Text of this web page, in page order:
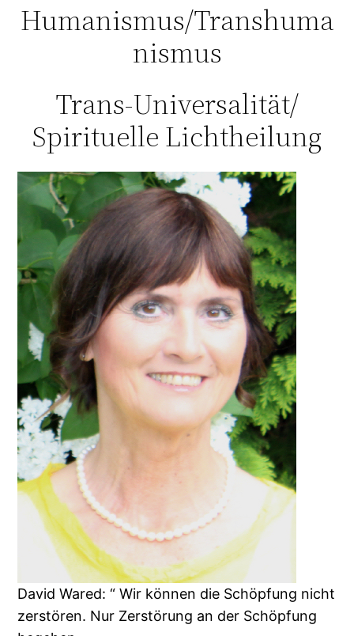
Humanismus/Transhuma
nismus
Trans-Universalität/
Spirituelle Lichtheilung
David Wared: “ Wir können die Schöpfung nicht
zerstören. Nur Zerstörung an der Schöpfung